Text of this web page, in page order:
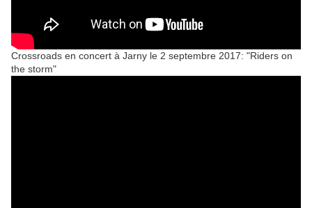
Crossroads en concert à Jarny le 2 septembre 2017: "Riders on
the storm"